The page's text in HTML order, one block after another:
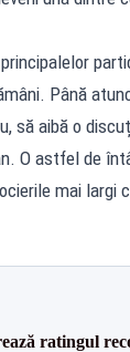
Până
să aibă o
O astfel de
mai largi
ratingul